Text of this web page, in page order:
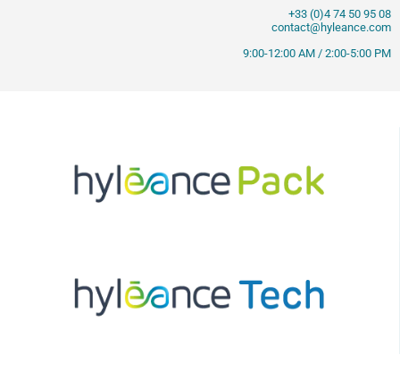
+33 (0)4 74 50 95 08
contact@hyleance.com
9:00-12:00 AM / 2:00-5:00 PM